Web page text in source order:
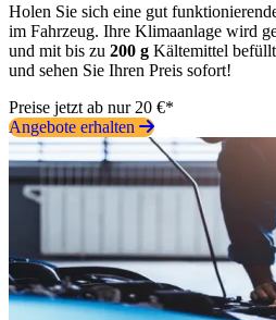
Holen Sie sich eine gut
im Fahrzeug. Ihre Klimaanlage wird
und mit bis zu 200 g Kältemittel
und sehen Sie Ihren Preis sofort!
Preise jetzt ab nur 20 €*
Angebote erhalten